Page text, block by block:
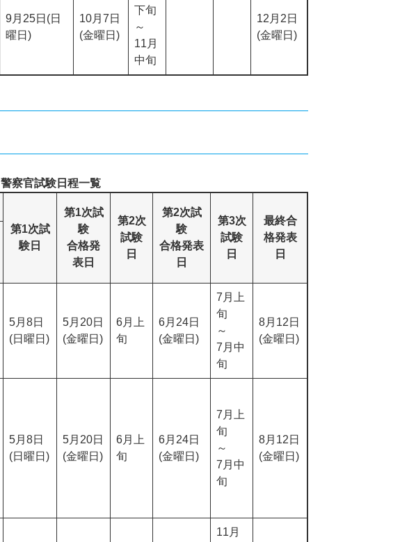
9月25日(日
曜日)
10月7日
(金曜日)
下旬
～
11月
中旬
12月2日
(金曜日)
警察官試験日程一覧
第1次試
験日
第1次試
験
合格発
表日
第2次
試験
日
第2次試
験
合格発表
日
第3次
試験
日
最終合
格発表
日
5月8日
(日曜日)
5月20日
(金曜日)
6月上
旬
6月24日
(金曜日)
7月上
旬
～
7月中
旬
8月12日
(金曜日)
5月8日
(日曜日)
5月20日
(金曜日)
6月上
旬
6月24日
(金曜日)
7月上
旬
～
7月中
旬
8月12日
(金曜日)
11月